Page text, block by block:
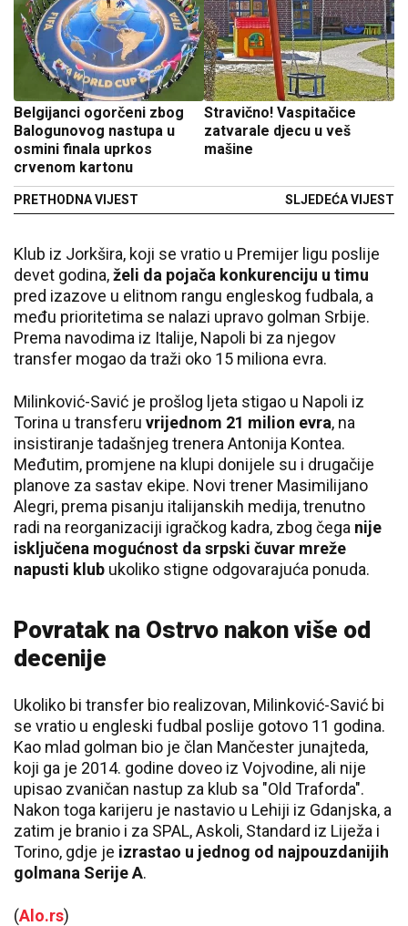
Belgijanci ogorčeni zbog
Balogunovog nastupa u
osmini finala uprkos
crvenom kartonu
PRETHODNA VIJEST
Stravično! Vaspitačice
zatvarale djecu u veš
mašine
SLJEDEĆA VIJEST
Klub iz Jorkšira, koji se vratio u Premijer ligu poslije
devet godina,želi da pojača konkurenciju u timu
pred izazove u elitnom rangu engleskog fudbala, a
među prioritetima se nalazi upravo golman Srbije.
Prema navodima iz Italije, Napoli bi za njegov
transfer mogao da traži oko 15 miliona evra.
Milinković-Savić je prošlog ljeta stigao u Napoli iz
Torina u transferu vrijednom 21 milion evra, na
insistiranje tadašnjeg trenera Antonija Kontea.
Međutim, promjene na klupi donijele su i drugačije
planove za sastav ekipe. Novi trener Masimilijano
Alegri, prema pisanju italijanskih medija, trenutno
radi na reorganizaciji igračkog kadra, zbog čega nije
isključena mogućnost da srpski čuvar mreže
napusti klub ukoliko stigne odgovarajuća ponuda.
Povratak na Ostrvo nakon više od
decenije
Ukoliko bi transfer bio realizovan, Milinković-Savić bi
se vratio u engleski fudbal poslije gotovo 11 godina.
Kao mlad golman bio je član Mančester junajteda,
koji ga je 2014. godine doveo iz Vojvodine, ali nije
upisao zvaničan nastup za klub sa "Old Traforda".
Nakon toga karijeru je nastavio u Lehiji iz Gdanjska, a
zatim je branio i za SPAL, Askoli, Standard iz Liježa i
Torino, gdje je izrastao u jednog od najpouzdanijih
golmana Serije A.
(Alo.rs)